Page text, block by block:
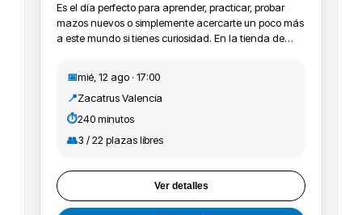
Es el día perfecto para aprender, practicar, probar
mazos nuevos o simplemente acercarte un poco más
a este mundo si tienes curiosidad. En la tienda de
cartas y pines. Solo por venir puedes conseguir
promos y material exclusivo que no está a la venta,
ya que contamos con material de Lorcana de cada
Inscripción: es gratis. Solo te tienes que registrar una
enseñarnos el QR de la invitación que te llegará a tu
e-mail para que podamos premiar tu asistencia. -
Recordamos que los días que hacemos liga son los
📅mié, 12 ago · 17:00
📍Zacatrus Valencia
⏱️240 minutos
👥3 / 22 plazas libres
Ver detalles